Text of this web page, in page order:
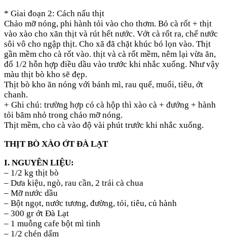
* Giai đoạn 2: Cách nấu thịt
Chảo mỡ nóng, phi hành tỏi vào cho thơm. Bỏ cà rốt + thịt
vào xào cho xăn thịt và rút hết nước. Vớt cà rốt ra, chế nước
sôi vô cho ngập thịt. Cho xã đã chặt khúc bó lọn vào. Thịt
gần mềm cho cà rốt vào. thịt và cà rốt mềm, nêm lại vừa ăn,
đổ 1/2 hỗn hợp điều dầu vào trước khi nhắc xuống. Như vậy
màu thịt bò kho sẽ đẹp.
Thịt bò kho ăn nóng với bánh mì, rau quế, muối, tiêu, ớt
chanh.
+ Ghi chú: trường hợp có cà hộp thì xào cà + đướng + hành
tỏi băm nhỏ trong chảo mỡ nóng.
Thịt mềm, cho cà vào độ vài phút trước khi nhắc xuống.
THỊT BÒ XÀO ỚT ĐÀ LẠT
I. NGUYÊN LIỆU:
– 1/2 kg thịt bò
– Dưa kiệu, ngò, rau cần, 2 trái cà chua
– Mỡ nước dầu
– Bột ngọt, nước tương, đường, tỏi, tiêu, củ hành
– 300 gr ớt Đà Lạt
– 1 muỗng cafe bột mì tinh
– 1/2 chén dấm